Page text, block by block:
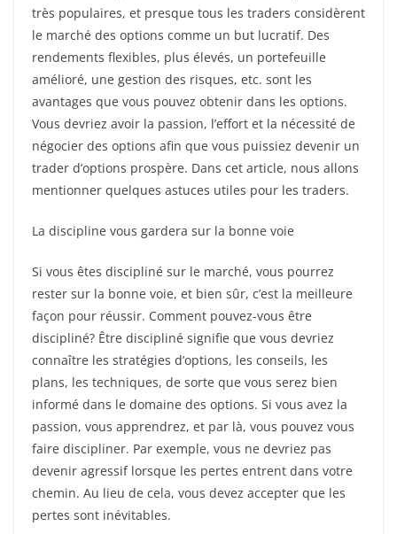
très populaires, et presque tous les traders considèrent
le marché des options comme un but lucratif. Des
rendements flexibles, plus élevés, un portefeuille
amélioré, une gestion des risques, etc. sont les
avantages que vous pouvez obtenir dans les options.
Vous devriez avoir la passion, l’effort et la nécessité de
négocier des options afin que vous puissiez devenir un
trader d’options prospère. Dans cet article, nous allons
mentionner quelques astuces utiles pour les traders.
La discipline vous gardera sur la bonne voie
Si vous êtes discipliné sur le marché, vous pourrez
rester sur la bonne voie, et bien sûr, c’est la meilleure
façon pour réussir. Comment pouvez-vous être
discipliné? Être discipliné signifie que vous devriez
connaître les stratégies d’options, les conseils, les
plans, les techniques, de sorte que vous serez bien
informé dans le domaine des options. Si vous avez la
passion, vous apprendrez, et par là, vous pouvez vous
faire discipliner. Par exemple, vous ne devriez pas
devenir agressif lorsque les pertes entrent dans votre
chemin. Au lieu de cela, vous devez accepter que les
pertes sont inévitables.